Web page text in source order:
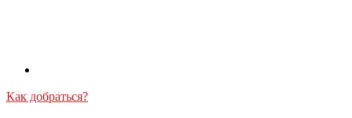
Как добраться?